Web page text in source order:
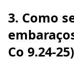
3. Como
Co 9.24-25)